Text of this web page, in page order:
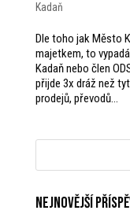
Kadaň
Dle toho jak Město
majetkem, to
Kadaň nebo člen
přijde 3x dráž než
prodejů, převodů...
Nejnovější